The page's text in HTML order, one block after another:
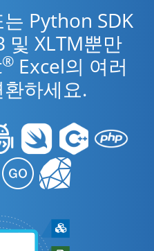
Python SDK
및 XLTM뿐만
® Excel의 여러
하세요.